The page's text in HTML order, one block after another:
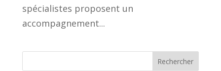
spécialistes proposent un
accompagnement...
Rechercher